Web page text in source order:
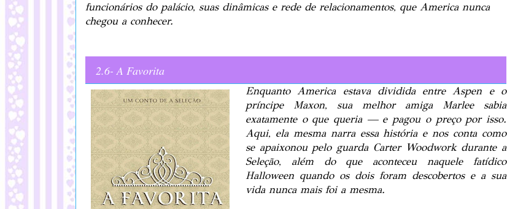
funcionários do palácio, suas dinâmicas e rede de relacionamentos, que America nunca
chegou a conhecer.
2.6- A Favorita
Enquanto America estava dividida entre Aspen e o
príncipe Maxon, sua melhor amiga Marlee sabia
exatamente o que queria — e pagou o preço por isso.
Aqui, ela mesma narra essa história e nos conta como
se apaixonou pelo guarda Carter Woodwork durante a
Seleção, além do que aconteceu naquele fatídico
Halloween quando os dois foram descobertos e a sua
vida nunca mais foi a mesma.